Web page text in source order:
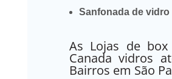
Sanfonada de vidro
As Lojas de
Canada vidros
Bairros em São